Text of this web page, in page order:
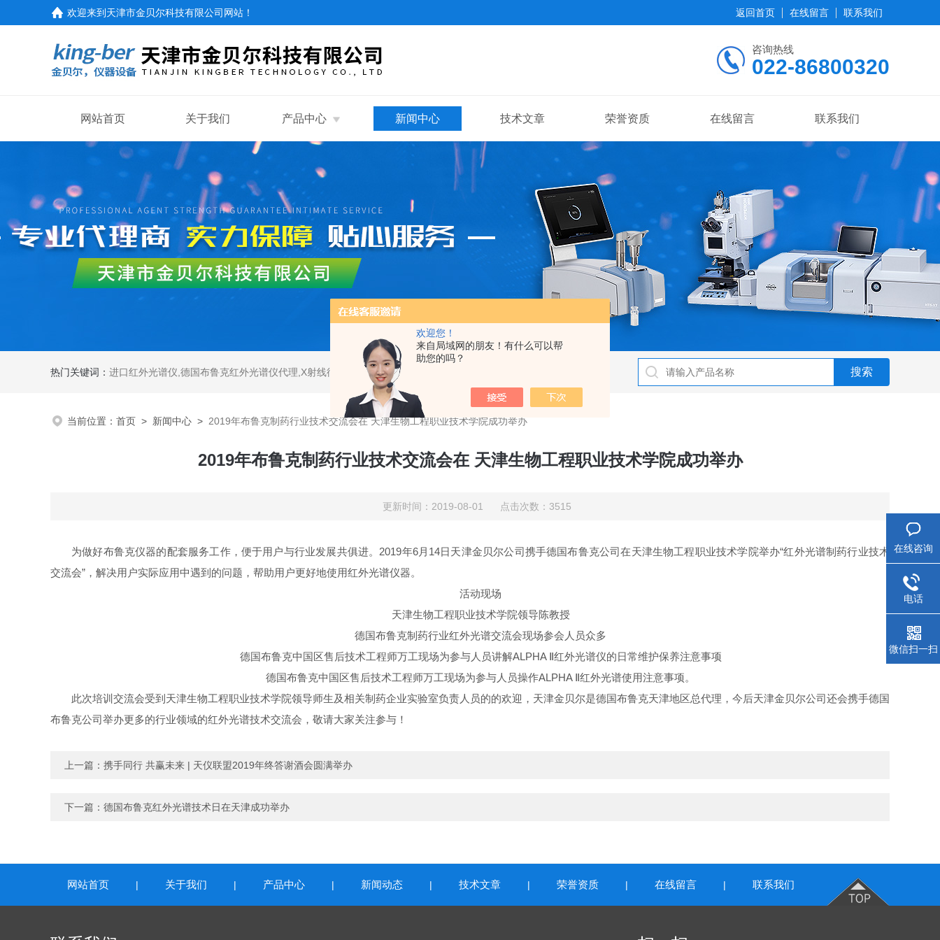
欢迎您！
来自局域网的朋友！有什么可以帮
助您的吗？
欢迎来到 天津市金贝尔科技有限公司网站 ！ 返回首页 在线留言 联系我们
咨询热线
022-86800320
网站首页 关于我们 产品中心 新闻中心 技术文章 荣誉资质 在线留言 联系我们
热门关键词： 进口红外光谱仪 德国布鲁克红外光谱仪代理 X射线衍射仪 马尔文帕纳科激光粒度仪
当前位置： 首页 > 新闻中心 > 2019年布鲁克制药行业技术交流会在 天津生物工程职业技术学院成功举办
2019年布鲁克制药行业技术交流会在 天津生物工程职业技术学院成功举办
更新时间：2019-08-01 点击次数：3515
为做好布鲁克仪器的配套服务工作，便于用户与行业发展共俱进。2019年6月14日天津金贝尔公司携手德国布鲁克公司在天津生物工程职业技术学院举办“红外光谱制药行业技术
交流会”，解决用户实际应用中遇到的问题，帮助用户更好地使用红外光谱仪器。
活动现场
天津生物工程职业技术学院领导陈教授
德国布鲁克制药行业红外光谱交流会现场参会人员众多
德国布鲁克中国区售后技术工程师万工现场为参与人员讲解ALPHA Ⅱ红外光谱仪的日常维护保养注意事项
德国布鲁克中国区售后技术工程师万工现场为参与人员操作ALPHA Ⅱ红外光谱 使用注意事项。
此次培训交流会受到天津生物工程职业技术学院领导师生及相关制药企业实验室负责人员的的欢迎，天津金贝尔是德国布鲁克天津地区总代理，今后天津金贝尔公司还会携手德国
布鲁克公司举办更多的行业领域的红外光谱技术交流会，敬请大家关注参与！
上一篇： 携手同行 共赢未来 | 天仪联盟2019年终答谢酒会圆满举办
下一篇： 德国布鲁克红外光谱技术日在天津成功举办
网站首页 | 关于我们 | 产品中心 | 新闻动态 | 技术文章 | 荣誉资质 | 在线留言 | 联系我们
在线咨询
电话
微信扫一扫